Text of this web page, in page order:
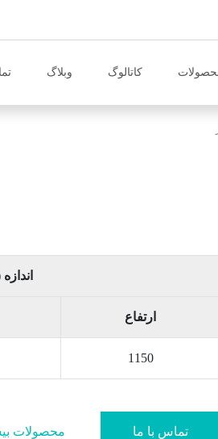
کاتالوگ وبلاگ
ارتفاع
1150
تماس با ما محصولات